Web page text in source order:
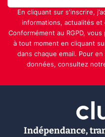
En cliquant sur s'inscrire,
informations, actualités et
Conformément au RGPD,
à tout moment en cliquant
dans chaque email. Pour
données, consultez
Indépendance,